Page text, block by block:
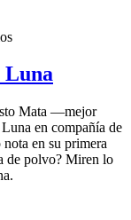
Luna
Mata —mejor
en compañía de
en su primera
de polvo? Miren lo